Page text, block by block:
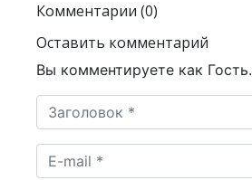
Комментарии (0)
Оставить комментарий
Вы комментируете как Гость.